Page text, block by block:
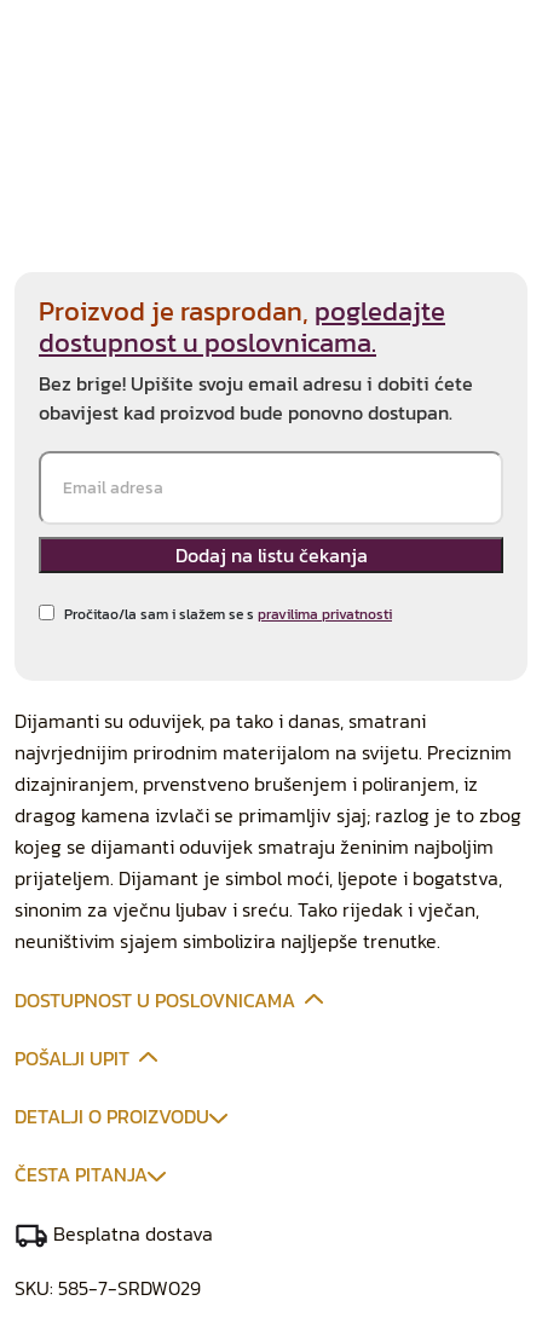
Proizvod je rasprodan, pogledajte
dostupnost u poslovnicama.
Bez brige! Upišite svoju email adresu i dobiti ćete
obavijest kad proizvod bude ponovno dostupan.
Pročitao/la sam i slažem se s pravilima privatnosti
Dijamanti su oduvijek, pa tako i danas, smatrani
najvrjednijim prirodnim materijalom na svijetu. Preciznim
dizajniranjem, prvenstveno brušenjem i poliranjem, iz
dragog kamena izvlači se primamljiv sjaj; razlog je to zbog
kojeg se dijamanti oduvijek smatraju ženinim najboljim
prijateljem. Dijamant je simbol moći, ljepote i bogatstva,
sinonim za vječnu ljubav i sreću. Tako rijedak i vječan,
neuništivim sjajem simbolizira najljepše trenutke.
DOSTUPNOST U POSLOVNICAMA
POŠALJI UPIT
DETALJI O PROIZVODU
ČESTA PITANJA
Besplatna dostava
SKU: 585-7-SRDW029